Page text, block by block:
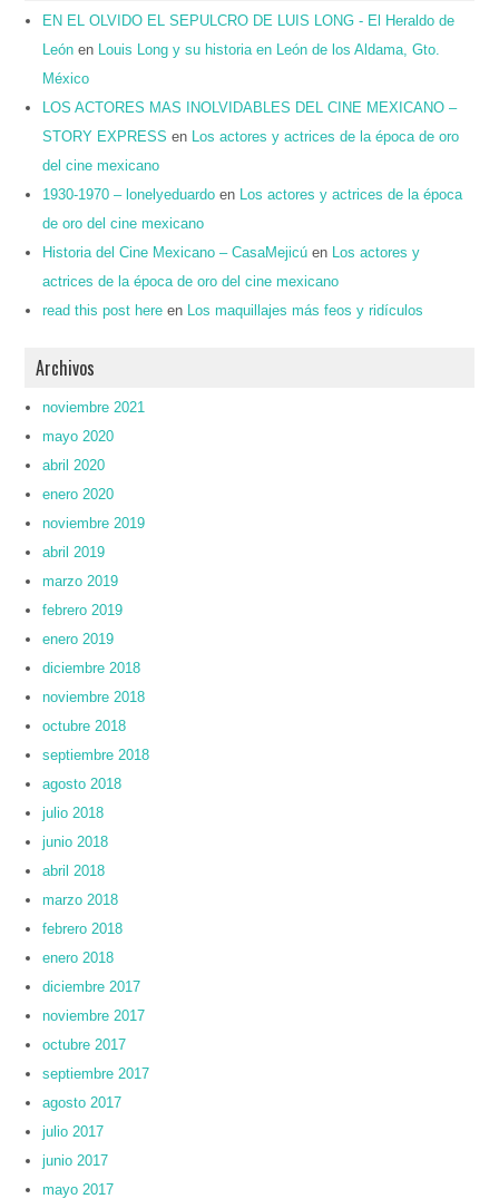
EN EL OLVIDO EL SEPULCRO DE LUIS LONG - El Heraldo de
León en
Louis Long y su historia en León de los Aldama, Gto.
México
LOS ACTORES MAS INOLVIDABLES DEL CINE MEXICANO –
STORY EXPRESS en
Los actores y actrices de la época de oro
del cine mexicano
1930-1970 – lonelyeduardo en
Los actores y actrices de la época
de oro del cine mexicano
Historia del Cine Mexicano – CasaMejicú en
Los actores y
actrices de la época de oro del cine mexicano
read this post here en Los maquillajes más feos y ridículos
Archivos
noviembre 2021
mayo 2020
abril 2020
enero 2020
noviembre 2019
abril 2019
marzo 2019
febrero 2019
enero 2019
diciembre 2018
noviembre 2018
octubre 2018
septiembre 2018
agosto 2018
julio 2018
junio 2018
abril 2018
marzo 2018
febrero 2018
enero 2018
diciembre 2017
noviembre 2017
octubre 2017
septiembre 2017
agosto 2017
julio 2017
junio 2017
mayo 2017